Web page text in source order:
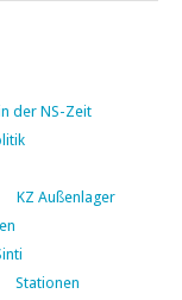
der NS-Zeit
KZ Außenlager
Stationen